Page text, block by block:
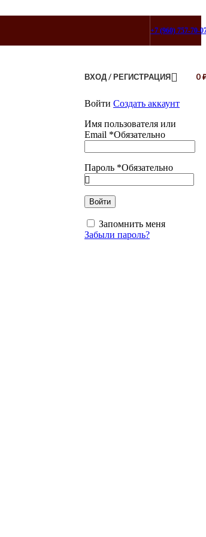
+7 (960) 757-70-
ВХОД / РЕГИСТРАЦИЯ
Войти Создать аккаунт
Имя пользователя или
Email *Обязательно
Пароль *Обязательно
Войти
Забыли пароль?
Запомнить меня
0